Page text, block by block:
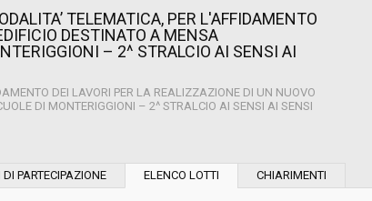
TELEMATICA, PER L'AFFIDAMENTO
DESTINATO A MENSA
– 2^ STRALCIO AI SENSI AI
DEI LAVORI PER LA REALIZZAZIONE DI UN NUOVO
DI MONTERIGGIONI – 2^ STRALCIO AI SENSI AI SENSI
DI PARTECIPAZIONE ELENCO LOTTI CHIARIMENTI